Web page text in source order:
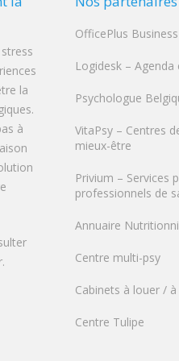
la
à
OfficePlus
Logidesk –
Psychologue
VitaPsy – Centres
mieux-être
Privium – Services
professionnels de
Annuaire
Centre multi-psy
Cabinets à louer /
Centre Tulipe